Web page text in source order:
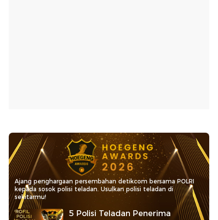
Ajang penghargaan persembahan detikcom bersama POLRI
kepada sosok polisi teladan. Usulkan polisi teladan di
sekitarmu!
5 Polisi Teladan Penerima